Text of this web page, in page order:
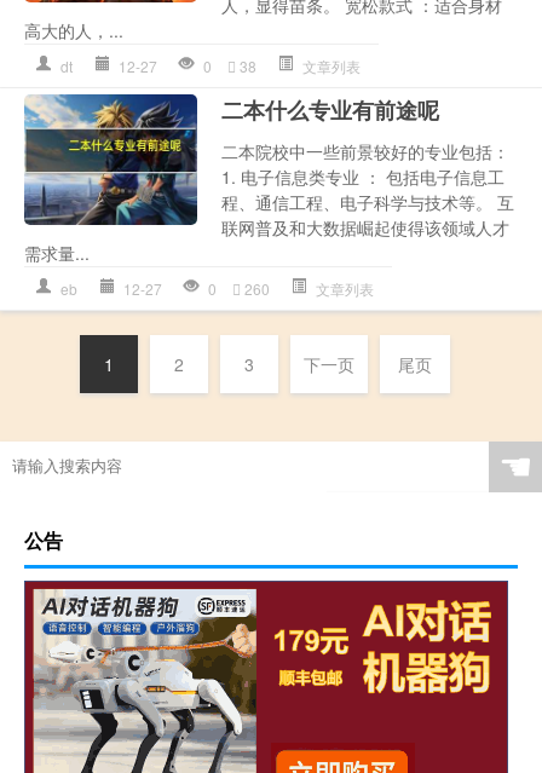
人，显得苗条。 宽松款式 ：适合身材
高大的人，...
dt 12-27 0 38 文章列表
二本什么专业有前途呢
二本院校中一些前景较好的专业包括：
1. 电子信息类专业 ： 包括电子信息工
程、通信工程、电子科学与技术等。 互
联网普及和大数据崛起使得该领域人才
需求量...
eb 12-27 0 260 文章列表
1 2 3 下一页 尾页
☚
公告